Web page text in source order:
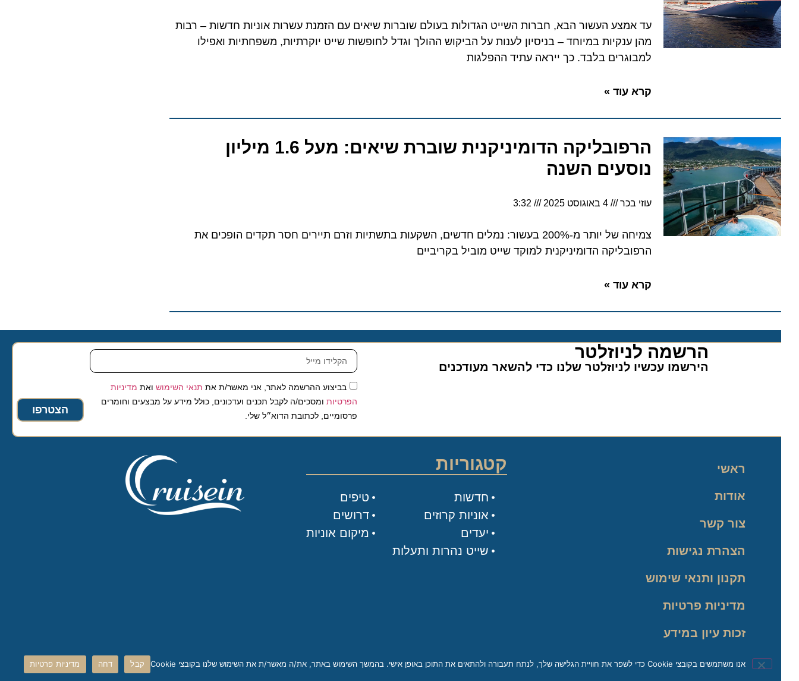
עד אמצע העשור הבא, חברות השייט הגדולות בעולם שוברות שיאים עם הזמנת עשרות אוניות חדשות – רבות
מהן ענקיות במיוחד – בניסיון לענות על הביקוש ההולך וגדל לחופשות שייט יוקרתיות, משפחתיות ואפילו
למבוגרים בלבד. כך ייראה עתיד ההפלגות
קרא עוד »
הרפובליקה הדומיניקנית שוברת שיאים: מעל 1.6 מיליון
נוסעים השנה
עוזי בכר 4 באוגוסט 2025 3:32
צמיחה של יותר מ-200% בעשור: נמלים חדשים, השקעות בתשתיות וזרם תיירים חסר תקדים הופכים את
הרפובליקה הדומיניקנית למוקד שייט מוביל בקריביים
קרא עוד »
הרשמה לניוזלטר​
הירשמו עכשיו לניוזלטר שלנו כדי להשאר מעודכנים
בביצוע ההרשמה לאתר, אני מאשר/ת אתתנאי השימושואת מדיניות
הפרטיותומסכים/ה לקבל תכנים ועדכונים, כולל מידע על מבצעים וחומרים
פרסומיים, לכתובת הדוא״ל שלי.
הצטרפו
קטגוריות
טיפים
דרושים
מיקום אוניות
חדשות
אוניות קרוזים
יעדים
שייט נהרות ותעלות
ראשי
אודות
צור קשר
הצהרת נגישות
תקנון ותנאי שימוש
מדיניות פרטיות
זכות עיון במידע
אנו משתמשים בקובצי Cookie כדי לשפר את חוויית הגלישה שלך, לנתח תעבורה ולהתאים את התוכן באופן אישי. בהמשך השימוש באתר, את/ה מאשר/ת את השימוש שלנו בקובצי Cookie קבל דחה מדיניות פרטיות